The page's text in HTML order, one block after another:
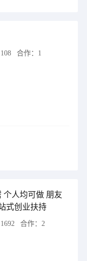
108 合作： 1
个人均可做 朋友
式创业扶持
1692 合作： 2